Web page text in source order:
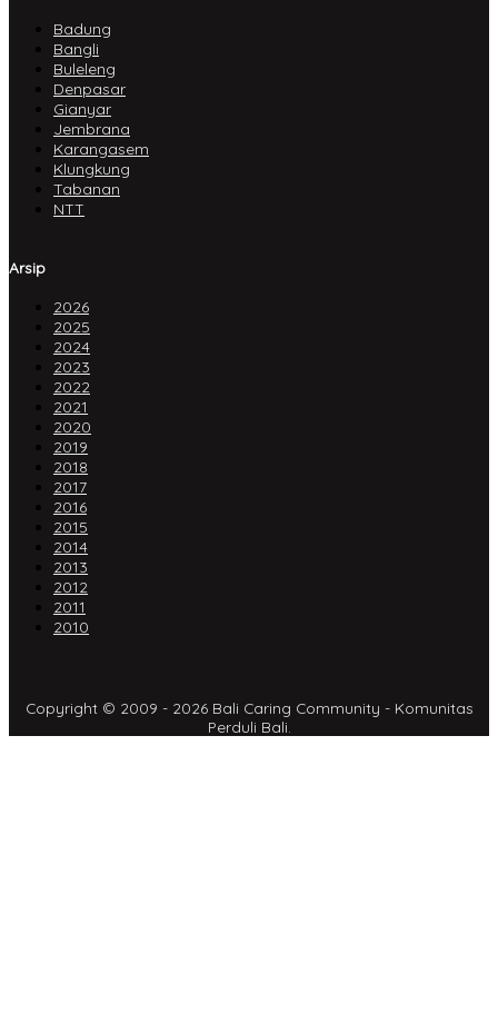
Badung
Bangli
Buleleng
Denpasar
Gianyar
Jembrana
Karangasem
Klungkung
Tabanan
NTT
Arsip
2026
2025
2024
2023
2022
2021
2020
2019
2018
2017
2016
2015
2014
2013
2012
2011
2010
Copyright © 2009 - 2026 Bali Caring Community - Komunitas
Perduli Bali.